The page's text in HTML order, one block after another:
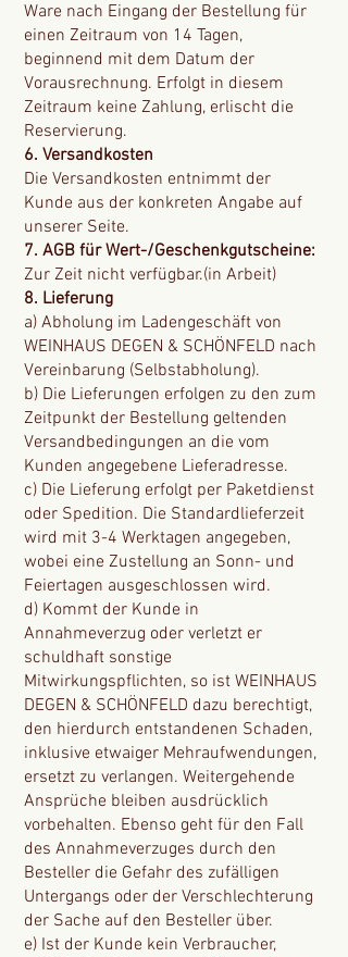
Ware nach Eingang der Bestellung für
einen Zeitraum von 14 Tagen,
beginnend mit dem Datum der
Vorausrechnung. Erfolgt in diesem
Zeitraum keine Zahlung, erlischt die
Reservierung.
6. Versandkosten
Die Versandkosten entnimmt der
Kunde aus der konkreten Angabe auf
unserer Seite.
7. AGB für Wert-/Geschenkgutscheine:
Zur Zeit nicht verfügbar.(in Arbeit)
8. Lieferung
a) Abholung im Ladengeschäft von
WEINHAUS DEGEN & SCHÖNFELD nach
Vereinbarung (Selbstabholung).
b) Die Lieferungen erfolgen zu den zum
Zeitpunkt der Bestellung geltenden
Versandbedingungen an die vom
Kunden angegebene Lieferadresse.
c) Die Lieferung erfolgt per Paketdienst
oder Spedition. Die Standardlieferzeit
wird mit 3-4 Werktagen angegeben,
wobei eine Zustellung an Sonn- und
Feiertagen ausgeschlossen wird.
d) Kommt der Kunde in
Annahmeverzug oder verletzt er
schuldhaft sonstige
Mitwirkungspflichten, so ist WEINHAUS
DEGEN & SCHÖNFELD dazu berechtigt,
den hierdurch entstandenen Schaden,
inklusive etwaiger Mehraufwendungen,
ersetzt zu verlangen. Weitergehende
Ansprüche bleiben ausdrücklich
vorbehalten. Ebenso geht für den Fall
des Annahmeverzuges durch den
Besteller die Gefahr des zufälligen
Untergangs oder der Verschlechterung
der Sache auf den Besteller über.
e) Ist der Kunde kein Verbraucher,